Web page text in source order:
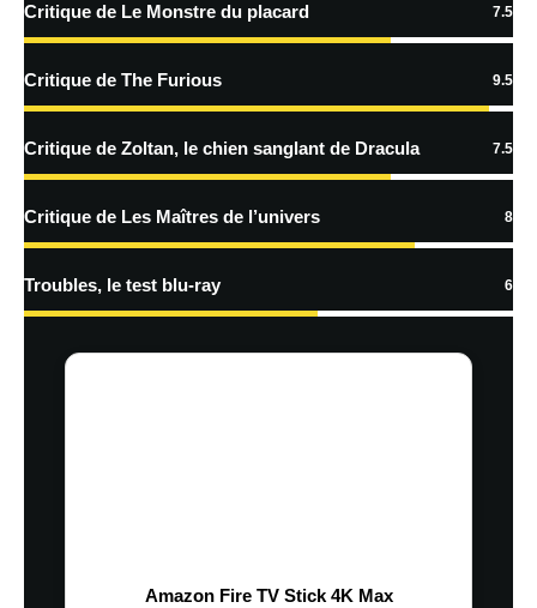
Critique de Le Monstre du placard 7.5
Critique de The Furious 9.5
Critique de Zoltan, le chien sanglant de Dracula 7.5
Critique de Les Maîtres de l’univers 8
Troubles, le test blu-ray 6
Amazon Fire TV Stick 4K Max